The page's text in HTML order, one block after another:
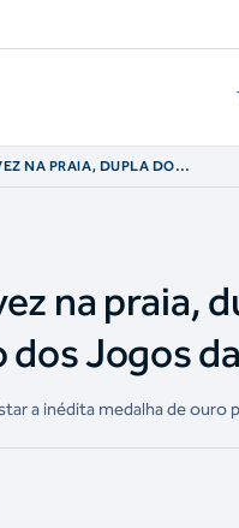
NA PRAIA, DUPLA DO
na praia,
Jogos
a inédita medalha de ouro